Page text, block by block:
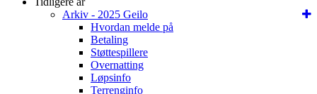
Arkiv - 2025 Geilo
Hvordan melde på
Betaling
Støttespillere
Overnatting
Løpsinfo
Terrenginfo